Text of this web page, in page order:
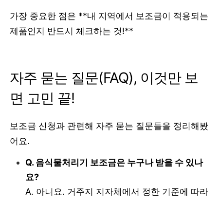
가장 중요한 점은 **내 지역에서 보조금이 적용되는
제품인지 반드시 체크하는 것!**
자주 묻는 질문(FAQ), 이것만 보
면 고민 끝!
보조금 신청과 관련해 자주 묻는 질문들을 정리해봤
어요.
Q. 음식물처리기 보조금은 누구나 받을 수 있나
요?
A. 아니요. 거주지 지자체에서 정한 기준에 따라